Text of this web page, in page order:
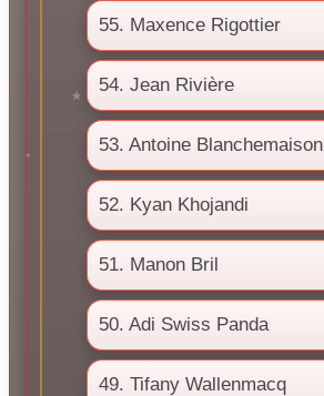
55. Maxence Rigottier
54. Jean Rivière
53. Antoine Blanchemaison
52. Kyan Khojandi
51. Manon Bril
50. Adi Swiss Panda
49. Tifany Wallenmacq